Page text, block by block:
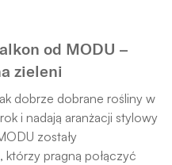
od MODU –
zieleni
dobrze dobrane rośliny w
i nadają aranżacji stylowy
zostały
pragną połączyć